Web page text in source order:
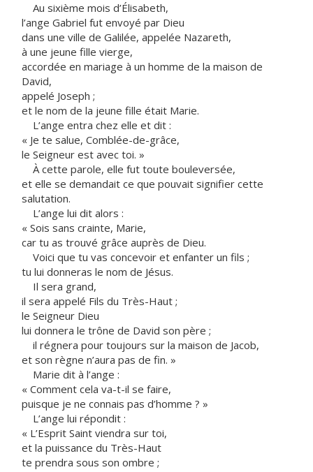
Au sixième mois d’Élisabeth,
l’ange Gabriel fut envoyé par Dieu
dans une ville de Galilée, appelée Nazareth,
à une jeune fille vierge,
accordée en mariage à un homme de la maison de
David,
appelé Joseph ;
et le nom de la jeune fille était Marie.
L’ange entra chez elle et dit :
« Je te salue, Comblée-de-grâce,
le Seigneur est avec toi. »
À cette parole, elle fut toute bouleversée,
et elle se demandait ce que pouvait signifier cette
salutation.
L’ange lui dit alors :
« Sois sans crainte, Marie,
car tu as trouvé grâce auprès de Dieu.
Voici que tu vas concevoir et enfanter un fils ;
tu lui donneras le nom de Jésus.
Il sera grand,
il sera appelé Fils du Très-Haut ;
le Seigneur Dieu
lui donnera le trône de David son père ;
il régnera pour toujours sur la maison de Jacob,
et son règne n’aura pas de fin. »
Marie dit à l’ange :
« Comment cela va-t-il se faire,
puisque je ne connais pas d’homme ? »
L’ange lui répondit :
« L’Esprit Saint viendra sur toi,
et la puissance du Très-Haut
te prendra sous son ombre ;